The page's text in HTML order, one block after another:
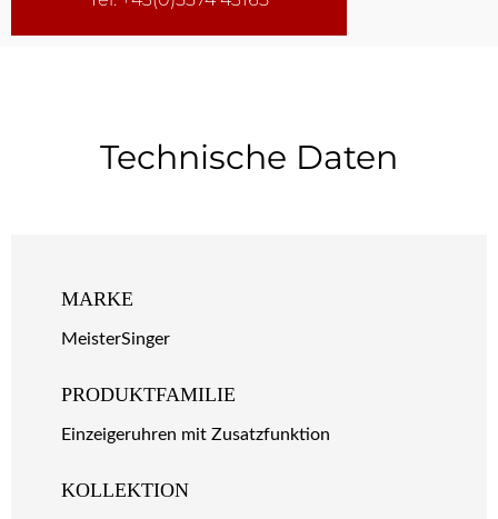
Technische Daten
MARKE
MeisterSinger
PRODUKTFAMILIE
Einzeigeruhren mit Zusatzfunktion
KOLLEKTION